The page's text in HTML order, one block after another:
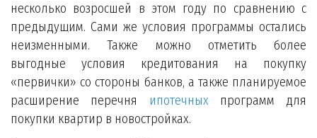
несколько возросшей в этом году по сравнению с
предыдущим. Сами же условия программы остались
неизменными. Также можно отметить более
выгодные условия кредитования на покупку
«первички» со стороны банков, а также планируемое
расширение перечня ипотечныхпрограмм для
покупки квартир в новостройках.